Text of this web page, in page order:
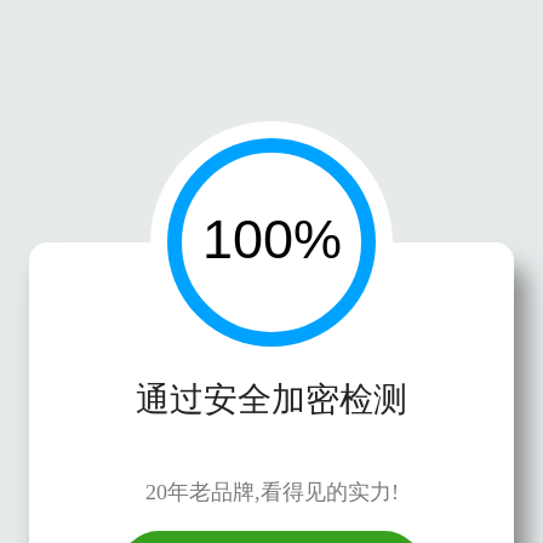
通过安全加密检测
20年老品牌,看得见的实力!